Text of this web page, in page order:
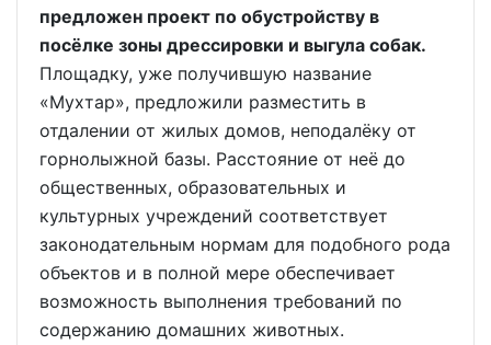
предложен проект по обустройству в
посёлке зоны дрессировки и выгула собак.
Площадку, уже получившую название
«Мухтар», предложили разместить в
отдалении от жилых домов, неподалёку от
горнолыжной базы. Расстояние от неё до
общественных, образовательных и
культурных учреждений соответствует
законодательным нормам для подобного рода
объектов и в полной мере обеспечивает
возможность выполнения требований по
содержанию домашних животных.